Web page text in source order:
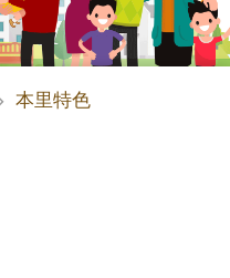
本里特色